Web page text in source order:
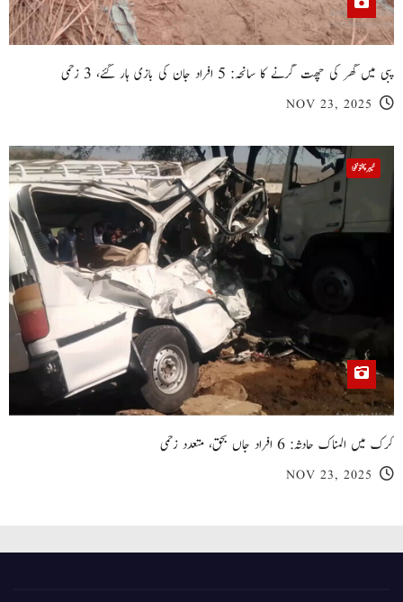
پبی میں گھر کی چھت گرنے کا سانحہ: 5 افراد جان کی بازی ہار گئے، 3 زخمی
NOV 23, 2025
خیبر پختونخوا
کرک میں المناک حادثہ: 6 افراد جاں بحق، متعدد زخمی
NOV 23, 2025